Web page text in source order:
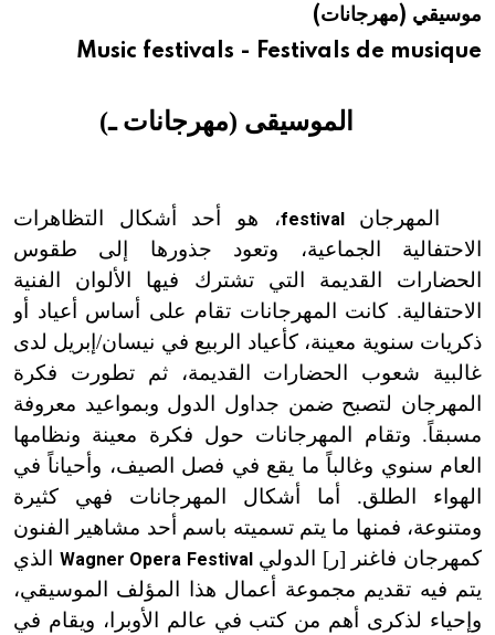
هيئة الموسوعة العربية تطلق موسوعات جديدة في عام 2026
موسيقي (مهرجانات)
Music festivals - Festivals de musique
الموسيقى (مهرجانات ـ)
المهرجانfestival، هو أحد أشكال التظاهرات
الاحتفالية الجماعية، وتعود جذورها إلى طقوس
الحضارات القديمة التي تشترك فيها الألوان الفنية
الاحتفالية. كانت المهرجانات تقام على أساس أعياد أو
ذكريات سنوية معينة، كأعياد الربيع في نيسان/إبريل لدى
غالبية شعوب الحضارات القديمة، ثم تطورت فكرة
المهرجان لتصبح ضمن جداول الدول وبمواعيد معروفة
مسبقاً. وتقام المهرجانات حول فكرة معينة ونظامها
العام سنوي وغالباً ما يقع في فصل الصيف، وأحياناً في
الهواء الطلق. أما أشكال المهرجانات فهي كثيرة
ومتنوعة، فمنها ما يتم تسميته باسم أحد مشاهير الفنون
كمهرجان فاغنر [ر] الدوليWagner Opera Festival الذي
يتم فيه تقديم مجموعة أعمال هذا المؤلف الموسيقي،
وإحياء لذكرى أهم من كتب في عالم الأوبرا، ويقام في